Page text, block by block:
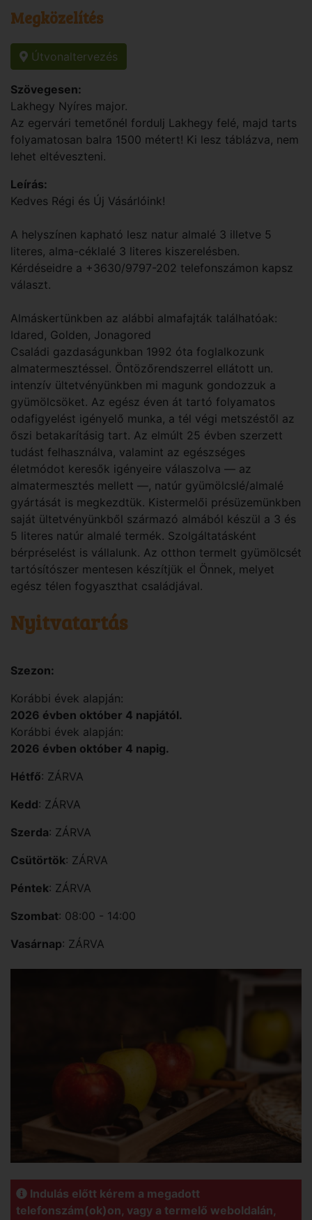
Megközelítés
Útvonaltervezés
Szövegesen:
Lakhegy Nyíres major.
Az egervári temetőnél fordulj Lakhegy felé, majd tarts
folyamatosan balra 1500 métert! Ki lesz táblázva, nem
lehet eltéveszteni.
Leírás:
Kedves Régi és Új Vásárlóink!
A helyszínen kapható lesz natur almalé 3 illetve 5
literes, alma-céklalé 3 literes kiszerelésben.
Kérdéseidre a +3630/9797-202 telefonszámon kapsz
választ.
Almáskertünkben az alábbi almafajták találhatóak:
Idared, Golden, Jonagored
Családi gazdaságunkban 1992 óta foglalkozunk
almatermesztéssel. Öntözőrendszerrel ellátott un.
intenzív ültetvényünkben mi magunk gondozzuk a
gyümölcsöket. Az egész éven át tartó folyamatos
odafigyelést igényelő munka, a tél végi metszéstől az
őszi betakarításig tart. Az elmúlt 25 évben szerzett
tudást felhasználva, valamint az egészséges
életmódot keresők igényeire válaszolva — az
almatermesztés mellett —, natúr gyümölcslé/almalé
gyártását is megkezdtük. Kistermelői présüzemünkben
saját ültetvényünkből származó almából készül a 3 és
5 literes natúr almalé termék. Szolgáltatásként
bérpréselést is vállalunk. Az otthon termelt gyümölcsét
tartósítószer mentesen készítjük el Önnek, melyet
egész télen fogyaszthat családjával.
Nyitvatartás
Szezon:
Korábbi évek alapján:
2026 évben október 4 napjától.
Korábbi évek alapján:
2026 évben október 4 napig.
Hétfő: ZÁRVA
Kedd: ZÁRVA
Szerda: ZÁRVA
Csütörtök: ZÁRVA
Péntek: ZÁRVA
Szombat: 08:00 - 14:00
Vasárnap: ZÁRVA
Indulás előtt kérem a megadott
telefonszám(ok)on, vagy a termelő weboldalán,